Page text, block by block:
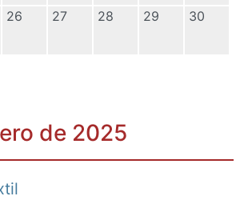
26 27 28 29 30
de 2025